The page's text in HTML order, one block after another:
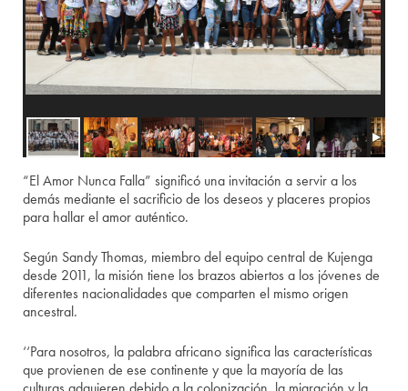
“El Amor Nunca Falla” significó una invitación a servir a los
demás mediante el sacrificio de los deseos y placeres propios
para hallar el amor auténtico.
Según Sandy Thomas, miembro del equipo central de Kujenga
desde 2011, la misión tiene los brazos abiertos a los jóvenes de
diferentes nacionalidades que comparten el mismo origen
ancestral.
‘‘Para nosotros, la palabra africano significa las características
que provienen de ese continente y que la mayoría de las